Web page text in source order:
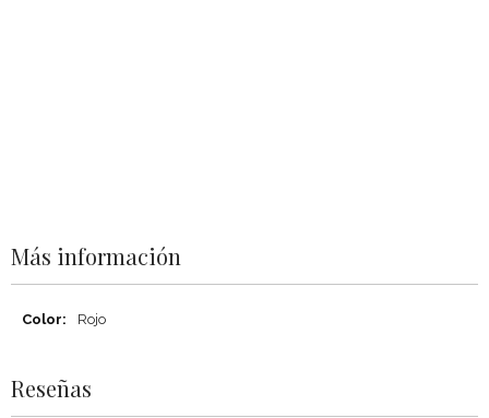
Más información
información
Rojo
Reseñas